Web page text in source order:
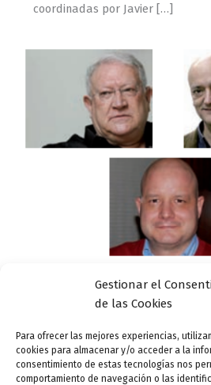
Gestionar el
de las Cookies
Para ofrecer las mejores experiencias,
cookies para almacenar y/o acceder a la
consentimiento de estas tecnologías nos
comportamiento de navegación o las
coordinadas por Javier […]
Feria del Libro de
ensutinta/26 abril, 2015